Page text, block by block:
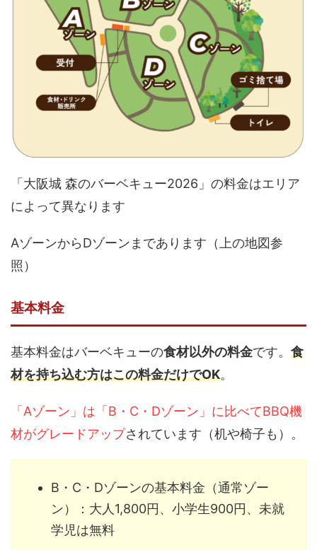
「大阪城 森のバーベキュー2026」の料金はエリア
によって異なります
AゾーンからDゾーンまであります（上の地図参
照）
基本料金
基本料金はバーベキューの食材以外の料金です。 食
材を持ち込む方はこの料金だけでOK。
「Aゾーン」は「B・C・Dゾーン」に比べてBBQ機
材がグレードアップされています（机や椅子も）。
B・C・Dゾーンの基本料金（通常ゾー
ン）：大人1,800円、小学生900円、未就
学児は無料